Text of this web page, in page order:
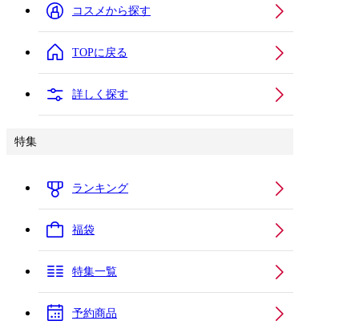
コスメから探す
TOPに戻る
詳しく探す
特集
ランキング
福袋
特集一覧
予約商品